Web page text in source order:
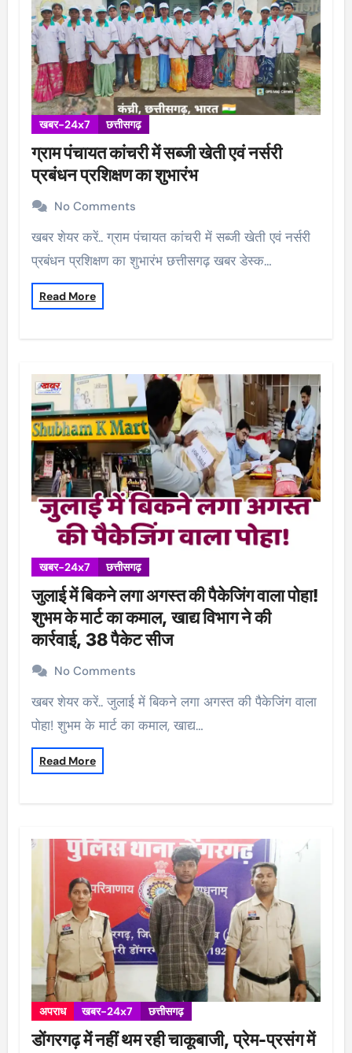
खबर-24x7 छत्तीसगढ़
ग्राम पंचायत कांचरी में सब्जी खेती एवं नर्सरी
प्रबंधन प्रशिक्षण का शुभारंभ
No Comments
खबर शेयर करें.. ग्राम पंचायत कांचरी में सब्जी खेती एवं नर्सरी
प्रबंधन प्रशिक्षण का शुभारंभ छत्तीसगढ़ खबर डेस्क…
Read More
खबर-24x7 छत्तीसगढ़
जुलाई में बिकने लगा अगस्त की पैकेजिंग वाला पोहा!
शुभम के मार्ट का कमाल, खाद्य विभाग ने की
कार्रवाई, 38 पैकेट सीज
No Comments
खबर शेयर करें.. जुलाई में बिकने लगा अगस्त की पैकेजिंग वाला
पोहा! शुभम के मार्ट का कमाल, खाद्य…
Read More
अपराध खबर-24x7 छत्तीसगढ़
डोंगरगढ़ में नहीं थम रही चाकूबाजी, प्रेम-प्रसंग में